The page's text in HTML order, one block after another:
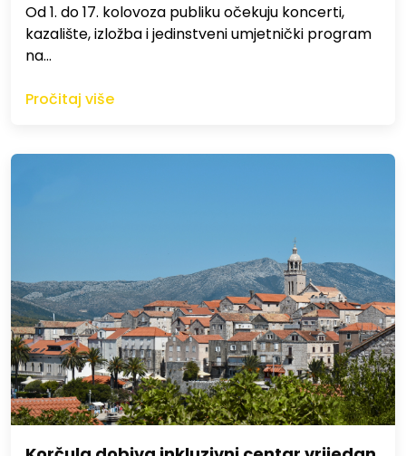
Od 1. do 17. kolovoza publiku očekuju koncerti,
kazalište, izložba i jedinstveni umjetnički program
na…
Pročitaj više